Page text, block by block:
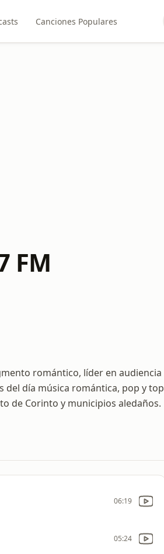
Canciones Populares
FM
romántico, líder en audiencia
del día música romántica, pop y top
de Corinto y municipios aledaños.
06:19
05:24